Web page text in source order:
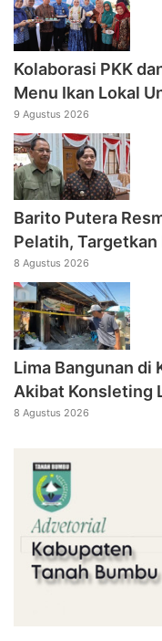
Kolaborasi PKK
Menu Ikan Lokal
9 Agustus 2026
Barito Putera
Pelatih, Targetkan
8 Agustus 2026
Lima Bangunan di
Akibat Konsleting
8 Agustus 2026